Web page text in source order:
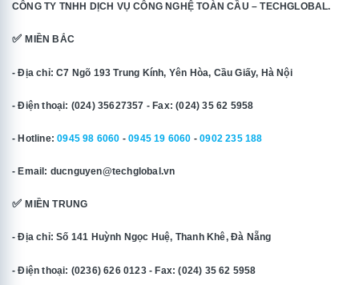
CÔNG TY TNHH DỊCH VỤ CÔNG NGHỆ TOÀN CẦU – TECHGLOBAL.
✅MIỀN BẮC
- Địa chỉ: C7 Ngõ 193 Trung Kính, Yên Hòa, Cầu Giấy, Hà Nội
- Điện thoại: (024) 35627357 - Fax: (024) 35 62 5958
- Hotline:0945 98 6060 -0945 19 6060 -0902 235 188
- Email: ducnguyen@techglobal.vn
✅MIỀN TRUNG
- Địa chỉ: Số 141 Huỳnh Ngọc Huệ, Thanh Khê, Đà Nẵng
- Điện thoại: (0236) 626 0123 - Fax: (024) 35 62 5958